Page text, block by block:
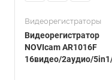
Видеорегистраторы
Видеорегистратор
NOVIcam AR1016F
16видео/2аудио/5in1/